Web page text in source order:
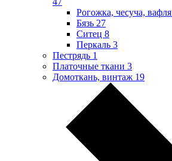
Рогожка, чесуча, вафля
Бязь 27
Ситец 8
Перкаль 3
Пестрядь 1
Платочные ткани 3
Домоткань, винтаж 19